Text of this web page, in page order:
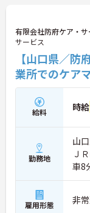
有限会社防府ケア・
サービス
【山口県／
業所でのケア
給料 時給
勤務地
山
Ｊ
車8
雇用形態 非